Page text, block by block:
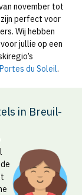
november tot
perfect voor
Wij hebben
jullie op een
du Soleil.
in Breuil-